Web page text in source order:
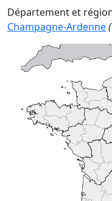
Département et
Champagne-Ardenne